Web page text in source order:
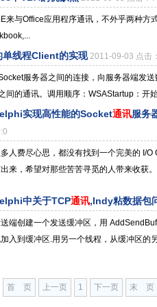
来与Office应用程序通讯，不外乎两种方
线程Client的实现 2011-09-03 点击
服务器之间的连接，向服务器端发
间的通讯。调用顺序：WSAStartup：开
实现高性能的Socket通讯服务
人费尽心思，都没有找到一个完美的 I/
来，希望对那些苦苦寻觅的人带来收获
中关于TCP通讯,Indy粘数据包
端创建一个发送缓冲区，用
入到缓冲区.用另一个线程，从缓冲区的
首 页 上一页 1 下一页 末 页